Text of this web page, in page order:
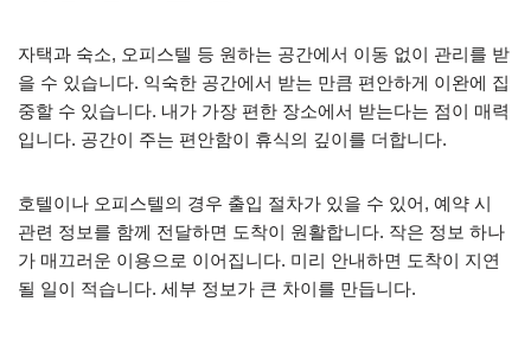
자택과 숙소, 오피스텔 등 원하는 공간에서 이동 없이 관리를 받
을 수 있습니다. 익숙한 공간에서 받는 만큼 편안하게 이완에 집
중할 수 있습니다. 내가 가장 편한 장소에서 받는다는 점이 매력
입니다. 공간이 주는 편안함이 휴식의 깊이를 더합니다.
호텔이나 오피스텔의 경우 출입 절차가 있을 수 있어, 예약 시
관련 정보를 함께 전달하면 도착이 원활합니다. 작은 정보 하나
가 매끄러운 이용으로 이어집니다. 미리 안내하면 도착이 지연
될 일이 적습니다. 세부 정보가 큰 차이를 만듭니다.